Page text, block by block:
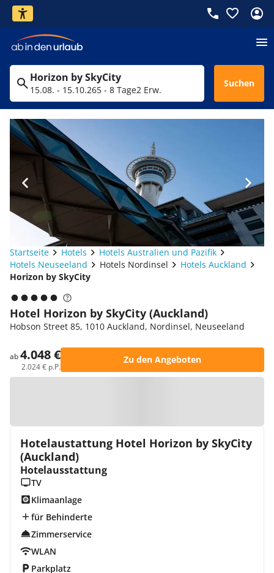
Horizon by SkyCity
15.08. - 15.10.265 - 8 Tage2 Erw.
Suchen
Startseite Hotels
Hotels Australien und Pazifik
Hotels Neuseeland
Hotels Nordinsel
Hotels Auckland
Horizon by SkyCity
Hotel Horizon by SkyCity (Auckland)
Hobson Street 85, 1010 Auckland, Nordinsel, Neuseeland
ab4.048 €
2.024 € p.P.
Zu den Angeboten
Hotelaustattung Hotel Horizon by SkyCity
(Auckland)
Hotelausstattung
TV
Klimaanlage
für Behinderte
Zimmerservice
WLAN
Parkplatz